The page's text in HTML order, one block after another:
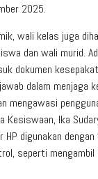
2025.
wali kelas juga
dan wali murid.
dokumen
dalam menjaga
mengawasi
Kesiswaan, Ika
HP digunakan
seperti mengambil